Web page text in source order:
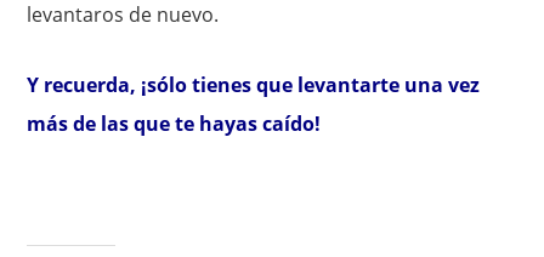
levantaros de nuevo.
Y recuerda, ¡sólo tienes que levantarte una vez
más de las que te hayas caído!